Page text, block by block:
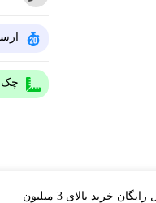
ارسال
چک
خرید بالای 3 میلیون